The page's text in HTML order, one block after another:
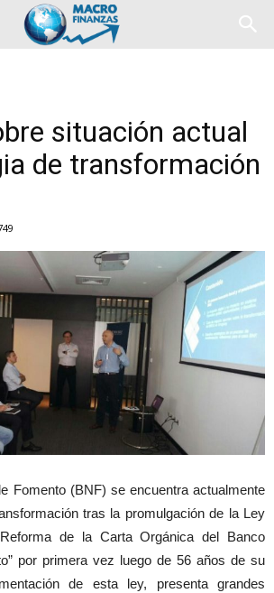
situación actual
de transformación
Fomento (BNF) se encuentra actualmente
tras la promulgación de la Ley
de la Carta Orgánica del Banco
por primera vez luego de 56 años de su
de esta ley, presenta grandes